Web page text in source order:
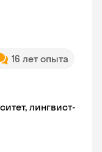
16 лет опыта
лингвист-